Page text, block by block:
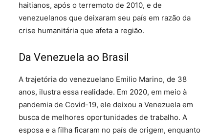
haitianos, após o terremoto de 2010, e de
venezuelanos que deixaram seu país em razão da
crise humanitária que afeta a região.
Da Venezuela ao Brasil
A trajetória do venezuelano Emilio Marino, de 38
anos, ilustra essa realidade. Em 2020, em meio à
pandemia de Covid-19, ele deixou a Venezuela em
busca de melhores oportunidades de trabalho. A
esposa e a filha ficaram no país de origem, enquanto